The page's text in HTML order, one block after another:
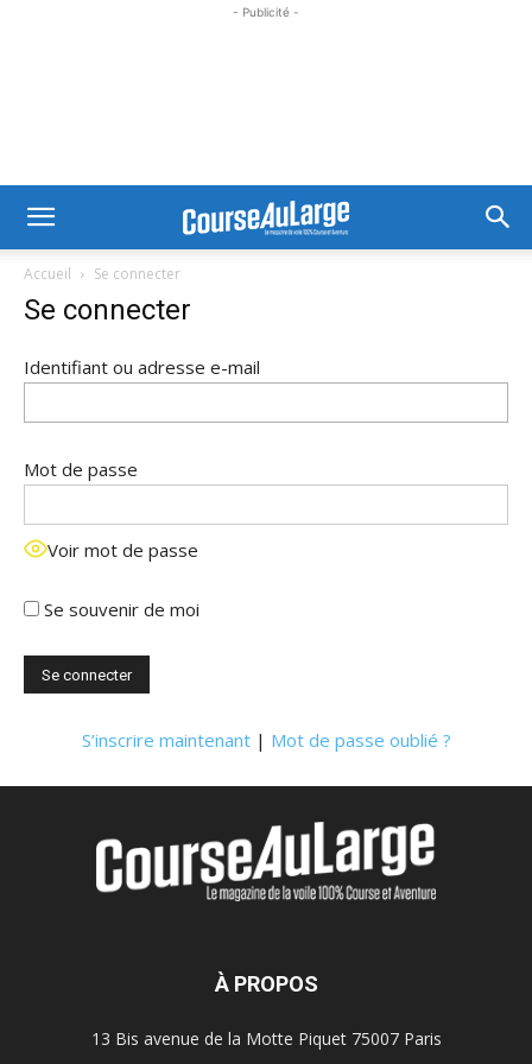
- Publicité -
Accueil Se connecter
Se connecter
Identifiant ou adresse e-mail
Mot de passe
Voir mot de passe
Se souvenir de moi
S’inscrire maintenant| Mot de passe oublié ?
À PROPOS
13 Bis avenue de la Motte Piquet 75007 Paris